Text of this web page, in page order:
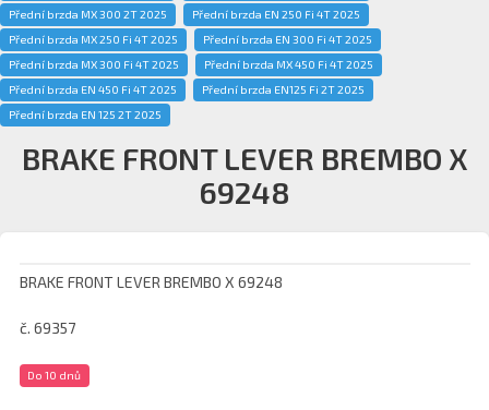
Přední brzda MX 300 2T 2025
Přední brzda EN 250 Fi 4T 2025
Přední brzda MX 250 Fi 4T 2025
Přední brzda EN 300 Fi 4T 2025
Přední brzda MX 300 Fi 4T 2025
Přední brzda MX 450 Fi 4T 2025
Přední brzda EN 450 Fi 4T 2025
Přední brzda EN125 Fi 2T 2025
Přední brzda EN 125 2T 2025
BRAKE FRONT LEVER BREMBO X
69248
BRAKE FRONT LEVER BREMBO X 69248
č. 69357
Do 10 dnů